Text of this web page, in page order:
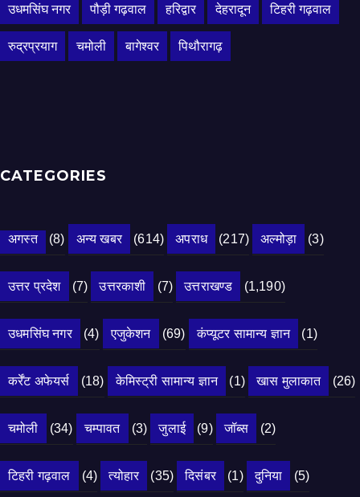
उधमसिंघ नगर पौड़ी गढ़वाल हरिद्वार देहरादून टिहरी गढ़वाल
रुद्रप्रयाग चमोली बागेश्वर पिथौरागढ़
CATEGORIES
अगस्त (8) अन्य खबर (614) अपराध (217) अल्मोड़ा (3)
उत्तर प्रदेश (7) उत्तरकाशी (7) उत्तराखण्ड (1,190)
उधमसिंघ नगर (4) एजुकेशन (69) कंप्यूटर सामान्य ज्ञान (1)
कर्रेंट अफेयर्स (18) केमिस्ट्री सामान्य ज्ञान (1) खास मुलाकात (26)
चमोली (34) चम्पावत (3) जुलाई (9) जॉब्स (2)
टिहरी गढ़वाल (4) त्योहार (35) दिसंबर (1) दुनिया (5)